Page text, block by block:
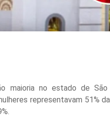
maioria no estado de
representavam 51%